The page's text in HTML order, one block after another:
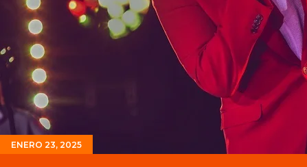
ENERO 23, 2025